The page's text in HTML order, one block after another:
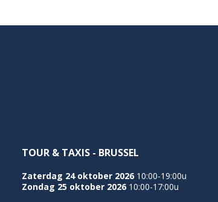
TOUR & TAXIS - BRUSSEL
Zaterdag 24 oktober 2026 10:00-19:00u
Zondag 25 oktober 2026 10:00-17:00u